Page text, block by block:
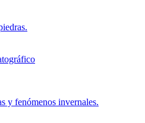
y fenómenos invernales.